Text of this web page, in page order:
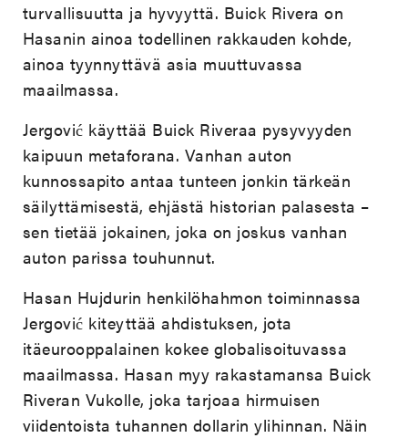
turvallisuutta ja hyvyyttä. Buick Rivera on
Hasanin ainoa todellinen rakkauden kohde,
ainoa tyynnyttävä asia muuttuvassa
maailmassa.
Jergović käyttää Buick Riveraa pysyvyyden
kaipuun metaforana. Vanhan auton
kunnossapito antaa tunteen jonkin tärkeän
säilyttämisestä, ehjästä historian palasesta –
sen tietää jokainen, joka on joskus vanhan
auton parissa touhunnut.
Hasan Hujdurin henkilöhahmon toiminnassa
Jergović kiteyttää ahdistuksen, jota
itäeurooppalainen kokee globalisoituvassa
maailmassa. Hasan myy rakastamansa Buick
Riveran Vukolle, joka tarjoaa hirmuisen
viidentoista tuhannen dollarin ylihinnan. Näin